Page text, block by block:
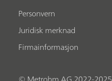
Personvern
Juridisk merknad
Firmainformasjon